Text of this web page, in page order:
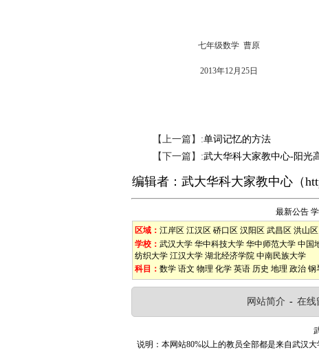
七年级数学 曹原
2013年12月25日
【上一篇】:单词记忆的方法
【下一篇】:武大华科大家教中心-阳光
编辑者： 武大华科大家教中心 （
最新公告
区域： 江岸区 江汉区 硚口区 汉阳区 武昌区 洪山区
学校： 武汉大学 华中科技大学 华中师范大学 中国
纺织大学 江汉大学 湖北经济学院 中南民族大学
科目： 数学 语文 物理 化学 英语 历史 地理 政治 钢
网站简介 - 在线
说明：本网站80%以上的教员全部都是来自武汉